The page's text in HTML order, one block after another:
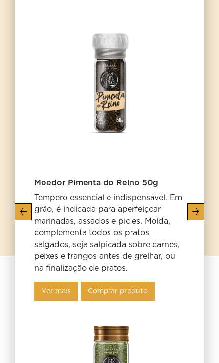
Moedor Pimenta do Reino 50g
Tempero essencial e indispensável. Em
grão, é indicada para aperfeiçoar
marinadas, assados e picles. Moída,
complementa todos os pratos
salgados, seja salpicada sobre carnes,
peixes e frangos antes de grelhar, ou
na finalização de pratos.
Ver mais Comprar produto